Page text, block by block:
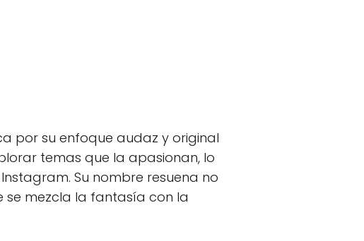
por su enfoque audaz y original
temas que la apasionan, lo
Su nombre resuena no
se mezcla la fantasía con la